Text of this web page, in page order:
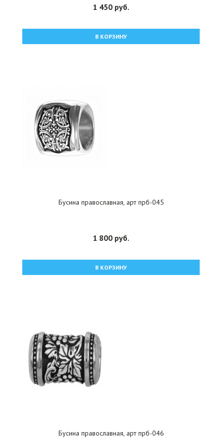
1 450 руб.
В КОРЗИНУ
Бусина православная, арт прб-045
1 800 руб.
В КОРЗИНУ
Бусина православная, арт прб-046